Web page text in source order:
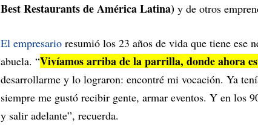
Best Restaurants de América Latina) y de otros
El empresario resumió los 23 años de vida que tiene ese
abuela. “Vivíamos arriba de la parrilla, donde ahora
desarrollarme y lo lograron: encontré mi vocación. Ya
siempre me gustó recibir gente, armar eventos. Y en los
y salir adelante”, recuerda.